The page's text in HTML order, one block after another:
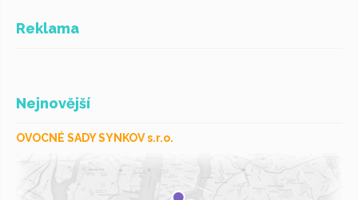
Reklama
Nejnovější
OVOCNÉ SADY SYNKOV s.r.o.